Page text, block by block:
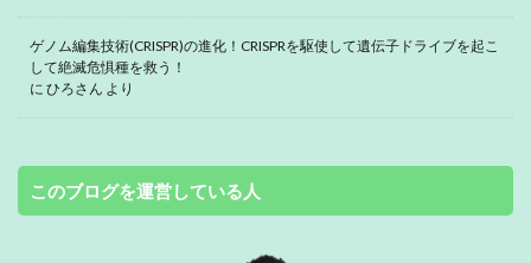
ゲノム編集技術(CRISPR)の進化！CRISPRを駆使して遺伝子ドライブを起こ
して絶滅危惧種を救う！
に ひろさん より
このブログを運営している人